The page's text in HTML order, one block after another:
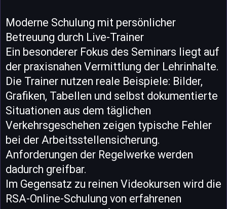
Moderne Schulung mit persönlicher
Betreuung durch Live-Trainer
Ein besonderer Fokus des Seminars liegt auf
der praxisnahen Vermittlung der Lehrinhalte.
Die Trainer nutzen reale Beispiele: Bilder,
Grafiken, Tabellen und selbst dokumentierte
Situationen aus dem täglichen
Verkehrsgeschehen zeigen typische Fehler
bei der Arbeitsstellensicherung.
Anforderungen der Regelwerke werden
dadurch greifbar.
Im Gegensatz zu reinen Videokursen wird die
RSA-Online-Schulung von erfahrenen